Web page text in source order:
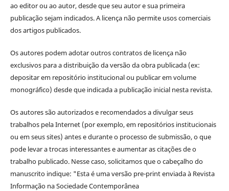
ao editor ou ao autor, desde que seu autor e sua primeira
publicação sejam indicados. A licença não permite usos comerciais
dos artigos publicados.
Os autores podem adotar outros contratos de licença não
exclusivos para a distribuição da versão da obra publicada (ex:
depositar em repositório institucional ou publicar em volume
monográfico) desde que indicada a publicação inicial nesta revista.
Os autores são autorizados e recomendados a divulgar seus
trabalhos pela Internet (por exemplo, em repositórios institucionais
ou em seus sites) antes e durante o processo de submissão, o que
pode levar a trocas interessantes e aumentar as citações de o
trabalho publicado. Nesse caso, solicitamos que o cabeçalho do
manuscrito indique: "Esta é uma versão pre-print enviada à Revista
Informação na Sociedade Contemporânea